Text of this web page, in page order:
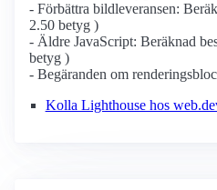
- Förbättra bildleveransen:
2.50 betyg )
- Äldre JavaScript: Beräknad
betyg )
- Begäranden om
Kolla Lighthouse hos